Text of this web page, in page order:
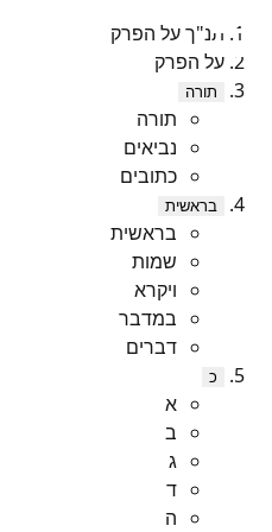
תנ"ך על הפרק
על הפרק
תורה
תורה
נביאים
כתובים
בראשית
בראשית
שמות
ויקרא
במדבר
דברים
כ
א
ב
ג
ד
ה